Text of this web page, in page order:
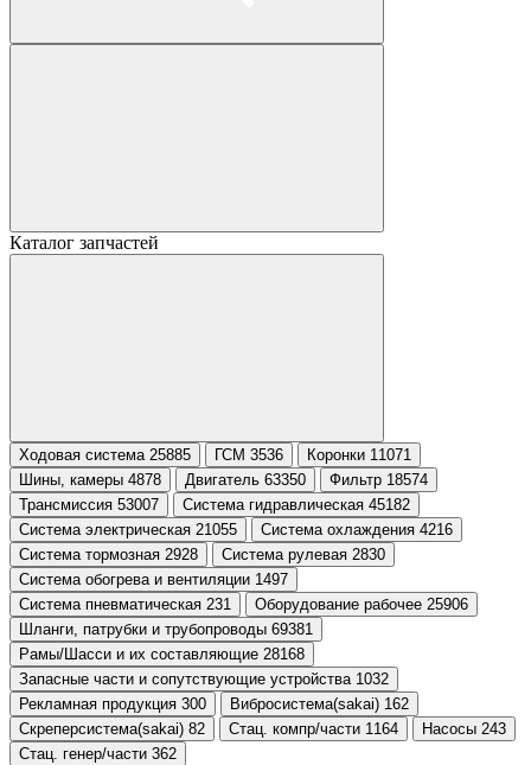
Каталог запчастей
Ходовая система 25885 ГСМ 3536
Коронки 11071
Шины, камеры 4878
Двигатель 63350
Фильтр 18574
Трансмиссия 53007
Система гидравлическая 45182
Система электрическая 21055
Система охлаждения 4216
Система тормозная 2928
Система рулевая 2830
Система обогрева и вентиляции 1497
Система пневматическая 231
Оборудование рабочее 25906
Шланги, патрубки и трубопроводы 69381
Рамы/Шасси и их составляющие 28168
Запасные части и сопутствующие устройства 1032
Рекламная продукция 300
Вибросистема(sakai) 162
Скреперсистема(sakai) 82
Стац. компр/части 1164
Насосы 243
Стац. генер/части 362